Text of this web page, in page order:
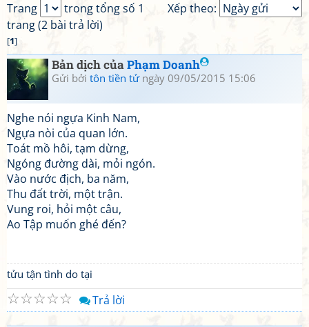
Xếp theo:
Trang
trong tổng số 1
trang (2 bài trả lời)
[1]
Bản dịch củaPhạm Doanh
Gửi bởi tôn tiền tửngày 09/05/2015 15:06
Nghe nói ngựa Kinh Nam,
Ngựa nòi của quan lớn.
Toát mồ hôi, tạm dừng,
Ngóng đường dài, mỏi ngón.
Vào nước địch, ba năm,
Thu đất trời, một trận.
Vung roi, hỏi một câu,
Ao Tập muốn ghé đến?
tửu tận tình do tại
☆
☆
☆
☆
☆ Trả lời